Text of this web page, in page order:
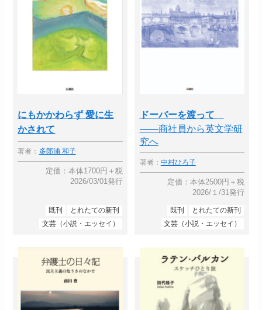
にもかかわらず 愛に生
かされて
著者： 多郎浦 和子
定価：本体1700円＋税
2026/03/01発行
既刊
とれたての新刊
文芸（小説・エッセイ）
ドーバーを渡って
――商社員から英文学研
究へ
著者： 中村ひろ子
定価：本体2500円＋税
2026/１/31発行
既刊
とれたての新刊
文芸（小説・エッセイ）